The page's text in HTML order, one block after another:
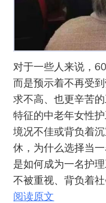
对于一些人来说，
而是预示着不再受
求不高、也更辛苦
特征的中老年女性
境况不佳或背负着
休，为什么选择当
是如何成为一名护
不被重视、背负着
阅读原文